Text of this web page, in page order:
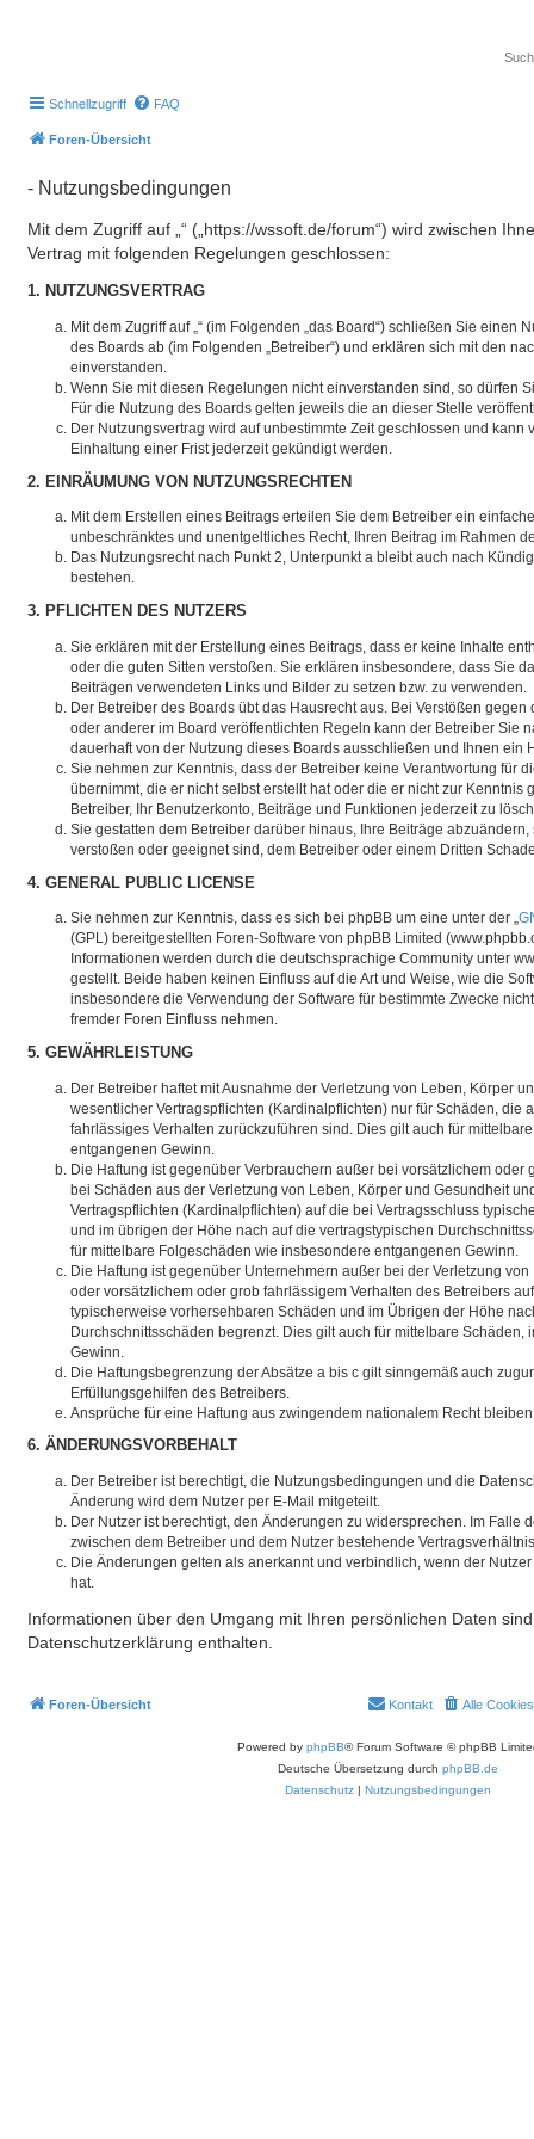
Schnellzugriff FAQ
Foren-Übersicht
- Nutzungsbedingungen
Mit dem Zugriff auf „“ („https://wssoft.de/forum“) wird zwischen
Vertrag mit folgenden Regelungen geschlossen:
1. NUTZUNGSVERTRAG
Mit dem Zugriff auf „“ (im Folgenden „das Board“) schließen Sie einen
des Boards ab (im Folgenden „Betreiber“) und erklären sich mit den
einverstanden.
Wenn Sie mit diesen Regelungen nicht einverstanden sind, so dürfen
Für die Nutzung des Boards gelten jeweils die an dieser Stelle
Der Nutzungsvertrag wird auf unbestimmte Zeit geschlossen und kann
Einhaltung einer Frist jederzeit gekündigt werden.
2. EINRÄUMUNG VON NUTZUNGSRECHTEN
Mit dem Erstellen eines Beitrags erteilen Sie dem Betreiber ein
unbeschränktes und unentgeltliches Recht, Ihren Beitrag im Rahmen
Das Nutzungsrecht nach Punkt 2, Unterpunkt a bleibt auch nach
bestehen.
3. PFLICHTEN DES NUTZERS
Sie erklären mit der Erstellung eines Beitrags, dass er keine Inhalte
oder die guten Sitten verstoßen. Sie erklären insbesondere, dass Sie
Beiträgen verwendeten Links und Bilder zu setzen bzw. zu verwenden.
Der Betreiber des Boards übt das Hausrecht aus. Bei Verstößen
oder anderer im Board veröffentlichten Regeln kann der Betreiber Sie
dauerhaft von der Nutzung dieses Boards ausschließen und Ihnen ein
Sie nehmen zur Kenntnis, dass der Betreiber keine Verantwortung für
übernimmt, die er nicht selbst erstellt hat oder die er nicht zur Kenntnis
Betreiber, Ihr Benutzerkonto, Beiträge und Funktionen jederzeit zu
Sie gestatten dem Betreiber darüber hinaus, Ihre Beiträge
verstoßen oder geeignet sind, dem Betreiber oder einem Dritten
4. GENERAL PUBLIC LICENSE
Sie nehmen zur Kenntnis, dass es sich bei phpBB um eine unter der „
(GPL) bereitgestellten Foren-Software von phpBB Limited
Informationen werden durch die deutschsprachige Community unter
gestellt. Beide haben keinen Einfluss auf die Art und Weise, wie die
insbesondere die Verwendung der Software für bestimmte Zwecke
fremder Foren Einfluss nehmen.
5. GEWÄHRLEISTUNG
Der Betreiber haftet mit Ausnahme der Verletzung von Leben, Körper
wesentlicher Vertragspflichten (Kardinalpflichten) nur für Schäden, die
fahrlässiges Verhalten zurückzuführen sind. Dies gilt auch für
entgangenen Gewinn.
Die Haftung ist gegenüber Verbrauchern außer bei vorsätzlichem oder
bei Schäden aus der Verletzung von Leben, Körper und Gesundheit
Vertragspflichten (Kardinalpflichten) auf die bei Vertragsschluss
und im übrigen der Höhe nach auf die vertragstypischen
für mittelbare Folgeschäden wie insbesondere entgangenen Gewinn.
Die Haftung ist gegenüber Unternehmern außer bei der Verletzung
oder vorsätzlichem oder grob fahrlässigem Verhalten des Betreibers
typischerweise vorhersehbaren Schäden und im Übrigen der Höhe
Durchschnittsschäden begrenzt. Dies gilt auch für mittelbare Schäden,
Gewinn.
Die Haftungsbegrenzung der Absätze a bis c gilt sinngemäß auch
Erfüllungsgehilfen des Betreibers.
Ansprüche für eine Haftung aus zwingendem nationalem Recht
6. ÄNDERUNGSVORBEHALT
Der Betreiber ist berechtigt, die Nutzungsbedingungen und die
Änderung wird dem Nutzer per E-Mail mitgeteilt.
Der Nutzer ist berechtigt, den Änderungen zu widersprechen. Im Falle
zwischen dem Betreiber und dem Nutzer bestehende
Die Änderungen gelten als anerkannt und verbindlich, wenn der
hat.
Informationen über den Umgang mit Ihren persönlichen Daten
Datenschutzerklärung enthalten.
Foren-Übersicht Alle
Kontakt
Powered by phpBB® Forum Software © phpBB
Deutsche Übersetzung durch phpBB.de
Datenschutz | Nutzungsbedingungen